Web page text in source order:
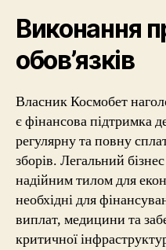
Виконання
обов’язків
Власник Космобет
є фінансова підтримка
регулярну та повну
зборів. Легальний
надійним тилом для
необхідні для
виплат, медицини та
критичної